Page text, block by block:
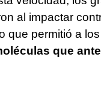
al impactar
que permitió a
que